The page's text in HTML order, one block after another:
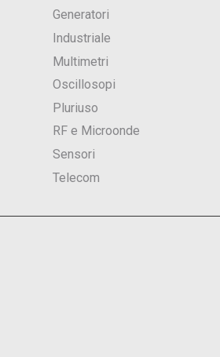
Generatori
Industriale
Multimetri
Oscillosopi
Pluriuso
RF e Microonde
Sensori
Telecom